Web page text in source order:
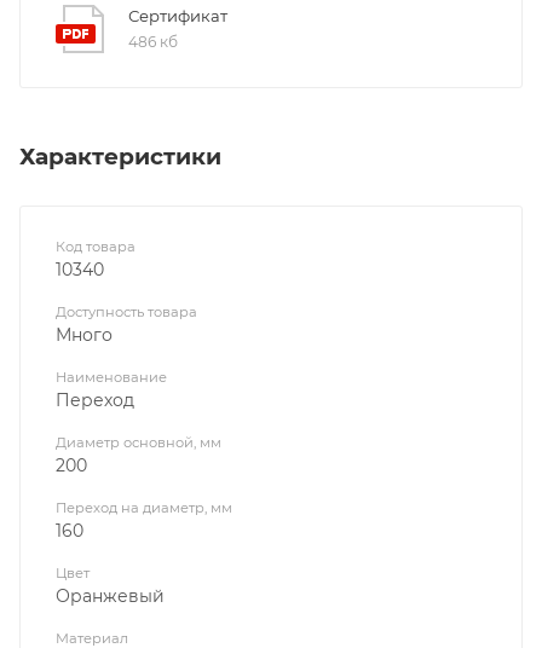
Сертификат
486 кб
Характеристики
Код товара
10340
Доступность товара
Много
Наименование
Переход
Диаметр основной, мм
200
Переход на диаметр, мм
160
Цвет
Оранжевый
Материал